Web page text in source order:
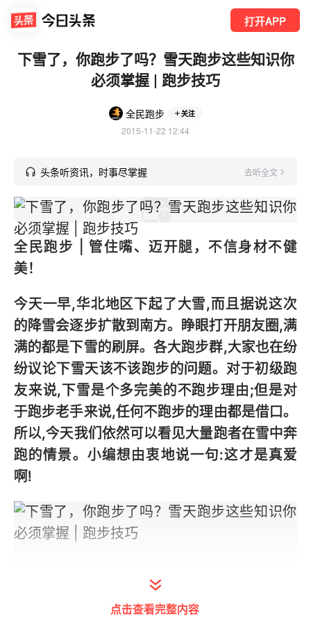
打开APP
下雪了，你跑步了吗？雪天跑步这些知识你
必须掌握 | 跑步技巧
全民跑步 关注
2015-11-22 12:44
头条听资讯，时事尽掌握 去听全文
全民跑步 | 管住嘴、迈开腿，不信身材不健
美！
今天一早,华北地区下起了大雪,而且据说这次
的降雪会逐步扩散到南方。睁眼打开朋友圈,满
满的都是下雪的刷屏。各大跑步群,大家也在纷
纷议论下雪天该不该跑步的问题。对于初级跑
友来说,下雪是个多完美的不跑步理由;但是对
于跑步老手来说,任何不跑步的理由都是借口。
所以,今天我们依然可以看见大量跑者在雪中奔
跑的情景。小编想由衷地说一句:这才是真爱
啊!
点击查看完整内容